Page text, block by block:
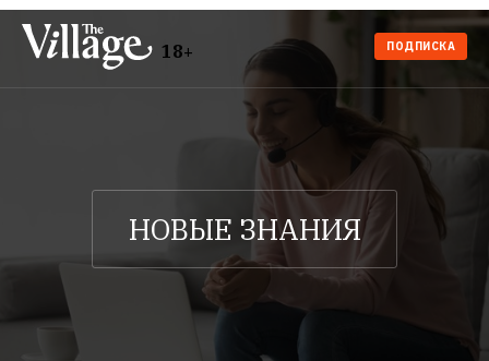
18+ ПОДПИСКА